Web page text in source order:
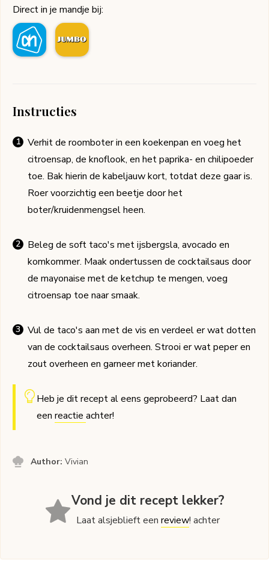
Direct in je mandje bij:
Instructies
Verhit de roomboter in een koekenpan en voeg het
citroensap, de knoflook, en het paprika- en chilipoeder
toe. Bak hierin de kabeljauw kort, totdat deze gaar is.
Roer voorzichtig een beetje door het
boter/kruidenmengsel heen.
Beleg de soft taco's met ijsbergsla, avocado en
komkommer. Maak ondertussen de cocktailsaus door
de mayonaise met de ketchup te mengen, voeg
citroensap toe naar smaak.
Vul de taco's aan met de vis en verdeel er wat dotten
van de cocktailsaus overheen. Strooi er wat peper en
zout overheen en garneer met koriander.
Heb je dit recept al eens geprobeerd? Laat dan
een reactie achter!
Author:Vivian
Vond je dit recept lekker?
Laat alsjeblieft eenreview! achter